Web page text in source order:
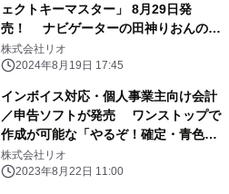
ェクトキーマスター」 8月29日発
売！ ナビゲーターの田神りおんのボ
イスに声優M・A・Oを起用！
株式会社リオ
2024年8月19日 17:45
インボイス対応・個人事業主向け会計
／申告ソフトが発売 ワンストップで
作成が可能な「やるぞ！確定・青色申
告2024」
株式会社リオ
2023年8月22日 11:00